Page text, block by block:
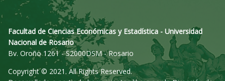
Facultad de Ciencias Económicas y Estadística - Universidad
Nacional de Rosario
Bv. Oroño 1261 - S2000DSM - Rosario
Copyright © 2021. All Rights Reserved.